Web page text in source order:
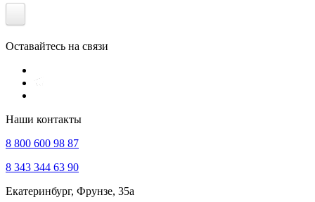
Оставайтесь на связи
Наши контакты
8 800 600 98 87
8 343 344 63 90
Екатеринбург, Фрунзе, 35а